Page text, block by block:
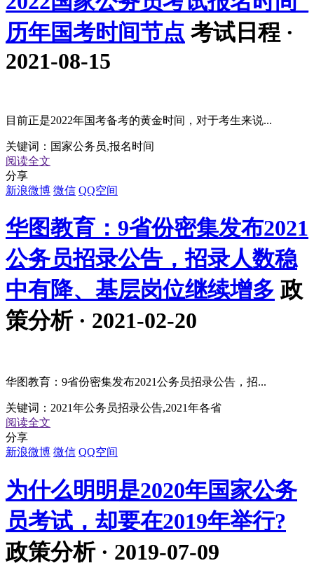
历年国考时间节点 考试日程 ·
2021-08-15
目前正是2022年国考备考的黄金时间，对于考生来说...
关键词： 国家公务员,报名时间
阅读全文
分享
新浪微博 微信 QQ空间
华图教育：9省份密集发布2021
公务员招录公告，招录人数稳
中有降、基层岗位继续增多 政
策分析 · 2021-02-20
华图教育：9省份密集发布2021公务员招录公告，招...
关键词： 2021年公务员招录公告,2021年各省
阅读全文
分享
新浪微博 微信 QQ空间
为什么明明是2020年国家公务
员考试，却要在2019年举行?
政策分析 · 2019-07-09